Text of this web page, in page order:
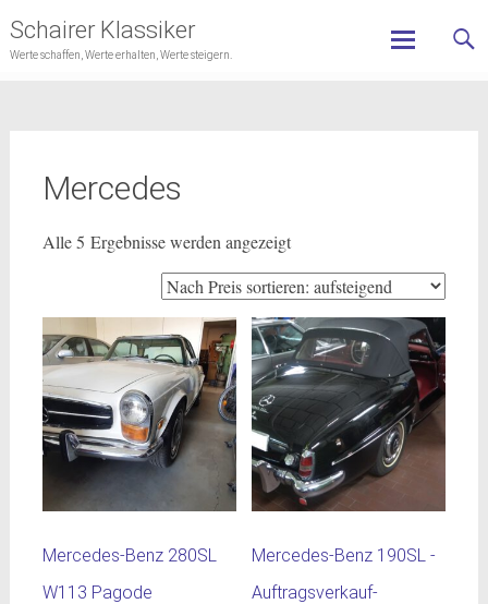
Schairer Klassiker
Werte schaffen, Werte erhalten, Werte steigern.
Mercedes
Alle 5 Ergebnisse werden angezeigtNach
sortiert:
aufsteigend
Mercedes-Benz 280SL
W113 Pagode
Mercedes-Benz 190SL -
Auftragsverkauf-